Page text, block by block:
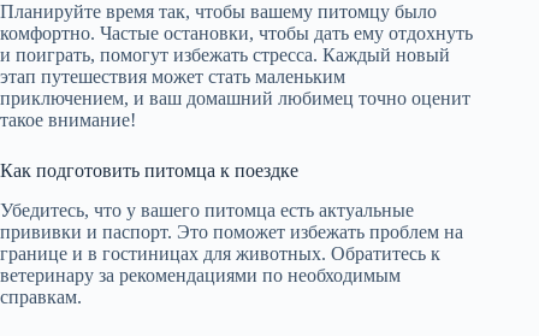
Планируйте время так, чтобы вашему питомцу было
комфортно. Частые остановки, чтобы дать ему отдохнуть
и поиграть, помогут избежать стресса. Каждый новый
этап путешествия может стать маленьким
приключением, и ваш домашний любимец точно оценит
такое внимание!
Как подготовить питомца к поездке
Убедитесь, что у вашего питомца есть актуальные
прививки и паспорт. Это поможет избежать проблем на
границе и в гостиницах для животных. Обратитесь к
ветеринару за рекомендациями по необходимым
справкам.